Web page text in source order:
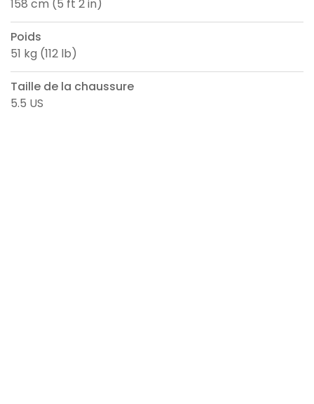
158 cm (5 ft 2 in)
Poids
51 kg (112 lb)
Taille de la chaussure
5.5 US